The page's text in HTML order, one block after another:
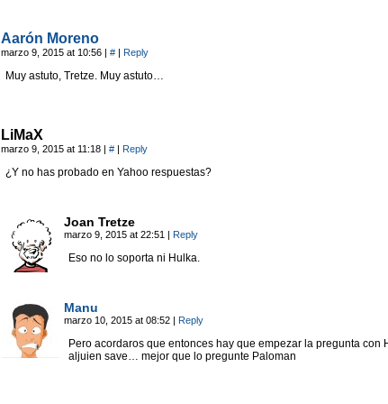
Aarón Moreno
marzo 9, 2015 at 10:56 | # | Reply
Muy astuto, Tretze. Muy astuto…
LiMaX
marzo 9, 2015 at 11:18 | # | Reply
¿Y no has probado en Yahoo respuestas?
Joan Tretze
marzo 9, 2015 at 22:51 | Reply
Eso no lo soporta ni Hulka.
Manu
marzo 10, 2015 at 08:52 | Reply
Pero acordaros que entonces hay que empezar la pregunta con
aljuien save… mejor que lo pregunte Paloman